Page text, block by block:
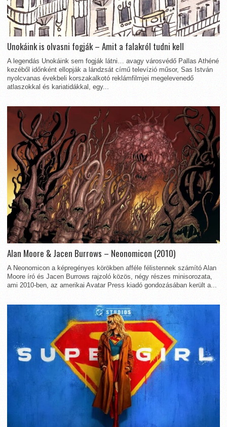
Unokáink is olvasni fogják – Amit a falakról tudni kell
A legendás Unokáink sem fogják látni… avagy városvédő Pallas Athéné
kezéből időnként ellopják a lándzsát című televízió műsor, Sas István
nyolcvanas évekbeli korszakalkotó reklámfilmjei megelevenedő
atlaszokkal és kariatidákkal, egy...
Alan Moore & Jacen Burrows – Neonomicon (2010)
A Neonomicon a képregényes körökben afféle félistennek számító Alan
Moore író és Jacen Burrows rajzoló közös, négy részes minisorozata,
ami 2010-ben, az amerikai Avatar Press kiadó gondozásában került a...